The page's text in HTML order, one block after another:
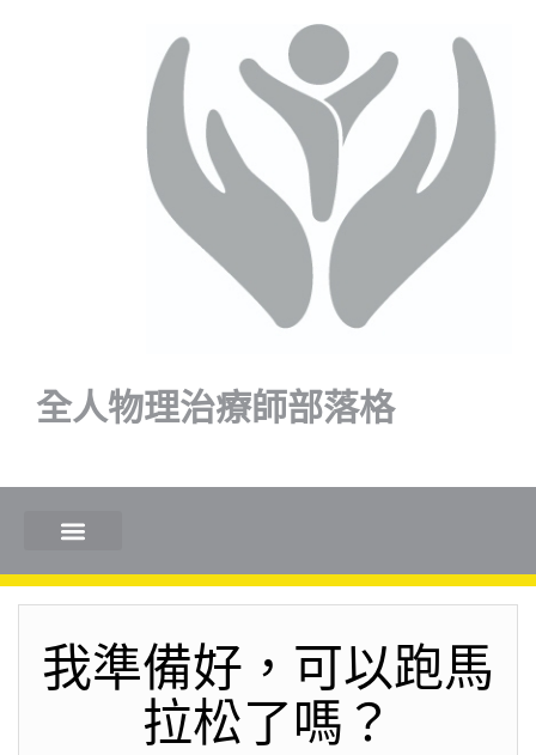
全人物理治療師部落格
我準備好，可以跑馬
拉松了嗎？